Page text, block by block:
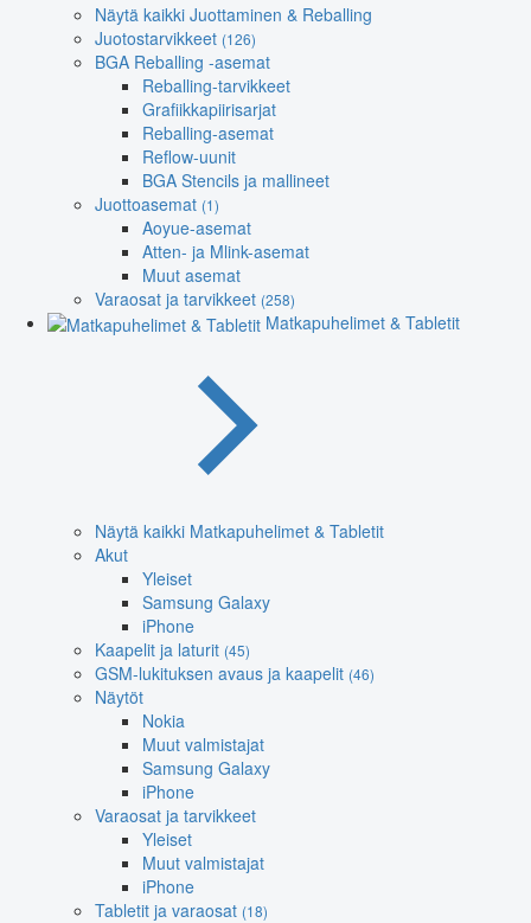
Näytä kaikki Juottaminen & Reballing
Juotostarvikkeet (126)
BGA Reballing -asemat
Reballing-tarvikkeet
Grafiikkapiirisarjat
Reballing-asemat
Reflow-uunit
BGA Stencils ja mallineet
Juottoasemat (1)
Aoyue-asemat
Atten- ja Mlink-asemat
Muut asemat
Varaosat ja tarvikkeet (258)
Matkapuhelimet & Tabletit
Näytä kaikki Matkapuhelimet & Tabletit
Akut
Yleiset
Samsung Galaxy
iPhone
Kaapelit ja laturit (45)
GSM-lukituksen avaus ja kaapelit (46)
Näytöt
Nokia
Muut valmistajat
Samsung Galaxy
iPhone
Varaosat ja tarvikkeet
Yleiset
Muut valmistajat
iPhone
Tabletit ja varaosat (18)